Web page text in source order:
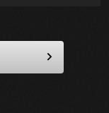
keyboard_arrow_right